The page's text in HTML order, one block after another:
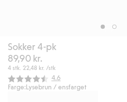
Sokker 4-pk
89,90 kr.
4 stk. 22,48 kr. /stk
Gjennomsnittskarakter:
4.6
Farge:Lysebrun / ensfarget